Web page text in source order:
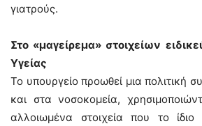
γιατρούς.
Στο «μαγείρεμα» στοιχείων
Υγείας
Το υπουργείο προωθεί μια πολιτική
και στα νοσοκομεία,
αλλοιωμένα στοιχεία που το